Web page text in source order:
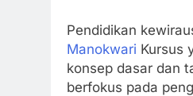
Pendidikan
Manokwari Kursus
konsep dasar dan
berfokus pada